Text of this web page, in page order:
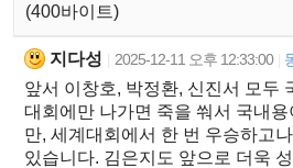
(400바이트)
지다성 2025-12-11 오후 12:33:00
앞서 이창호, 박정환, 신진서 모두
대회에만 나가면 죽을 쒀서 국내용
만, 세계대회에서 한 번 우승하고
있습니다. 김은지도 앞으로 더욱